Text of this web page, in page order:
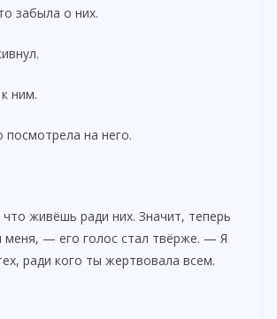
забыла о них.
ним.
посмотрела на него.
живёшь ради них. Значит, теперь
меня, — его голос стал твёрже. — Я
ради кого ты жертвовала всем.